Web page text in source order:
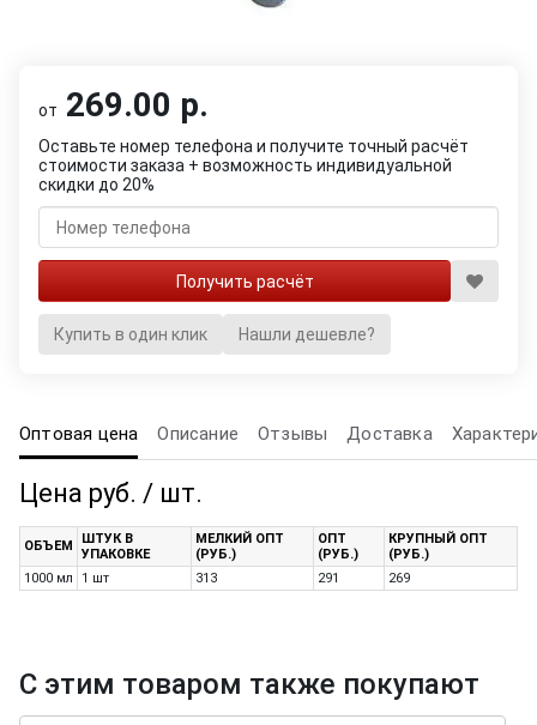
от 269.00 р.
Оставьте номер телефона и получите точный расчёт
стоимости заказа + возможность индивидуальной
скидки до 20%
Купить в один клик Нашли дешевле?
Оптовая цена Описание Отзывы Доставка
Цена руб. / шт.
ОБЪЕМ
ШТУК В
УПАКОВКЕ
МЕЛКИЙ ОПТ
(РУБ.)
ОПТ
(РУБ.)
КРУПНЫЙ ОПТ
(РУБ.)
1000 мл
1 шт 313 291 269
С этим товаром также покупают